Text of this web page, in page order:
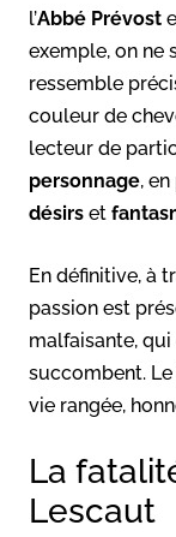
l’Abbé Prévost
exemple, on ne
ressemble
couleur de
lecteur de
personnage,
désirs et
En définitive, à
passion est
malfaisante,
succombent.
vie rangée,
La
Lescaut